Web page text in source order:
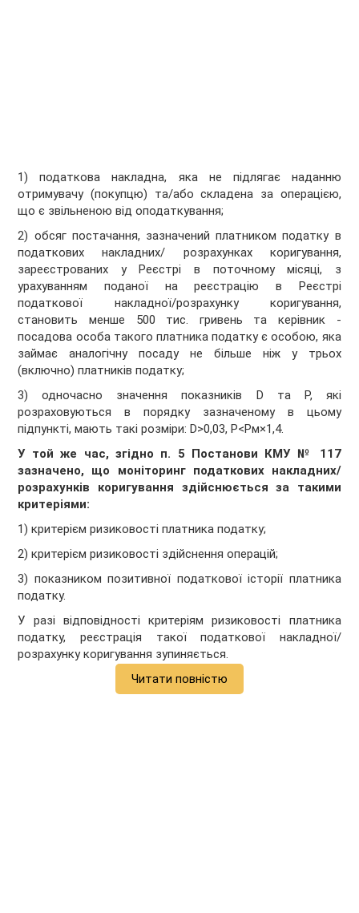
1) податкова накладна, яка не підлягає наданню
отримувачу (покупцю) та/або складена за операцією,
що є звільненою від оподаткування;
2) обсяг постачання, зазначений платником податку в
податкових накладних/ розрахунках коригування,
зареєстрованих у Реєстрі в поточному місяці, з
урахуванням поданої на реєстрацію в Реєстрі
податкової накладної/розрахунку коригування,
становить менше 500 тис. гривень та керівник -
посадова особа такого платника податку є особою, яка
займає аналогічну посаду не більше ніж у трьох
(включно) платників податку;
3) одночасно значення показників D та P, які
розраховуються в порядку зазначеному в цьому
підпункті, мають такі розміри: D>0,03, Р<Рм×1,4.
У той же час, згідно п. 5 Постанови КМУ № 117
зазначено, що моніторинг податкових накладних/
розрахунків коригування здійснюється за такими
критеріями:
1) критерієм ризиковості платника податку;
2) критерієм ризиковості здійснення операцій;
3) показником позитивної податкової історії платника
податку.
У разі відповідності критеріям ризиковості платника
податку, реєстрація такої податкової накладної/
розрахунку коригування зупиняється.
Читати повністю